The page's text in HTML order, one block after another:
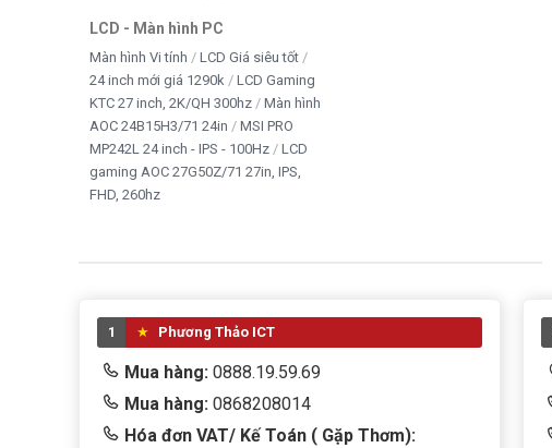
LCD - Màn hình PC
Màn hình Vi tính
LCD Giá siêu tốt
24 inch mới giá 1290k
LCD Gaming
KTC 27 inch, 2K/QH 300hz
Màn hình
AOC 24B15H3/71 24in
MSI PRO
MP242L 24 inch - IPS - 100Hz
LCD
gaming AOC 27G50Z/71 27in, IPS,
FHD, 260hz
1 Phương Thảo ICT
Mua hàng: 0888.19.59.69
Mua hàng: 0868208014
Hóa đơn VAT/ Kế Toán ( Gặp Thơm):